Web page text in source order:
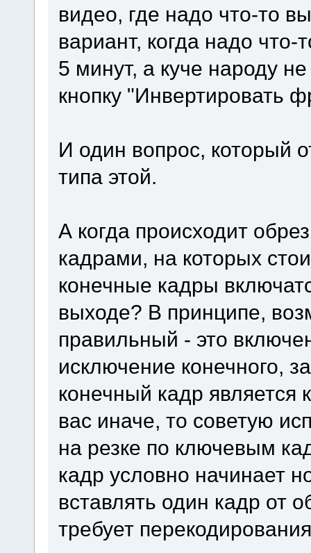
видео, где надо что-то
вариант, когда надо
5 минут, а куче народу
кнопку "Инвертировать
И один вопрос, который
типа этой.
А когда происходит
кадрами, на которых
конечные кадры
выходе? В принципе,
правильный - это
исключение конечного,
конечный кадр
вас иначе, то советую
на резке по ключевым
кадр условно начинает
вставлять один кадр от
требует